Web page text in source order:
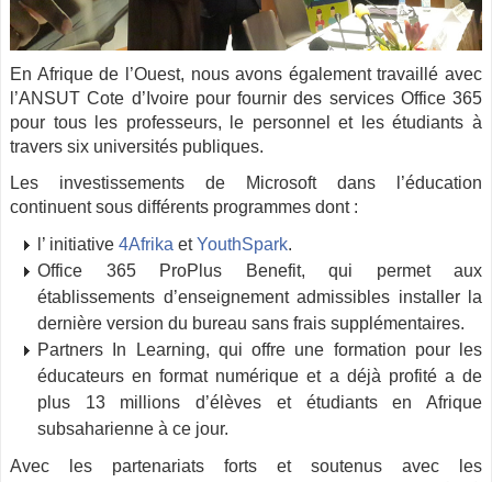
En Afrique de l’Ouest, nous avons également travaillé avec
l’ANSUT Cote d’Ivoire pour fournir des services Office 365
pour tous les professeurs, le personnel et les étudiants à
travers six universités publiques.
Les investissements de Microsoft dans l’éducation
continuent sous différents programmes dont :
l’ initiative 4Afrika etYouthSpark.
Office 365 ProPlus Benefit, qui permet aux
établissements d’enseignement admissibles installer la
dernière version du bureau sans frais supplémentaires.
Partners In Learning, qui offre une formation pour les
éducateurs en format numérique et a déjà profité a de
plus 13 millions d’élèves et étudiants en Afrique
subsaharienne à ce jour.
Avec les partenariats forts et soutenus avec les